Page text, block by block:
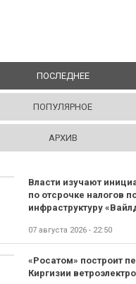
ПОСЛЕДНЕЕ
ПОПУЛЯРНОЕ
АРХИВ
Власти изучают
по отсрочке налогов
инфраструктуру
07 августа 2026 - 22:50
«Росатом» построит
Киргизии